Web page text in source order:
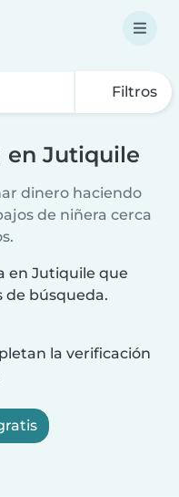
Filtros
en Jutiquile
dinero haciendo
de niñera cerca
en Jutiquile que
de búsqueda.
la verificación